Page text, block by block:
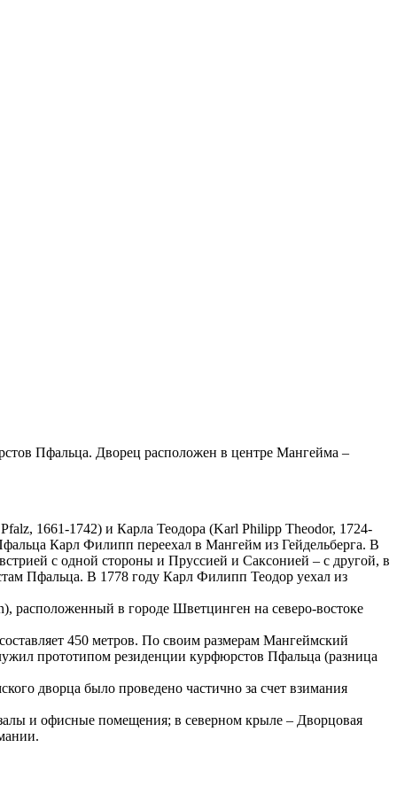
Пфальца. Дворец расположен в центре Мангейма –
1661-1742) и Карла Теодора (Karl Philipp Theodor, 1724-
Карл Филипп переехал в Мангейм из Гейдельберга. В
с одной стороны и Пруссией и Саксонией – с другой, в
Пфальца. В 1778 году Карл Филипп Теодор уехал из
в городе Шветцинген на северо-востоке
450 метров. По своим размерам Мангеймский
прототипом резиденции курфюрстов Пфальца (разница
дворца было проведено частично за счет взимания
и офисные помещения; в северном крыле – Дворцовая